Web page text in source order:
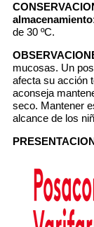
de 30 ºC.
mucosas. Un
afecta su acción
aconseja
seco. Mantener
alcance de los